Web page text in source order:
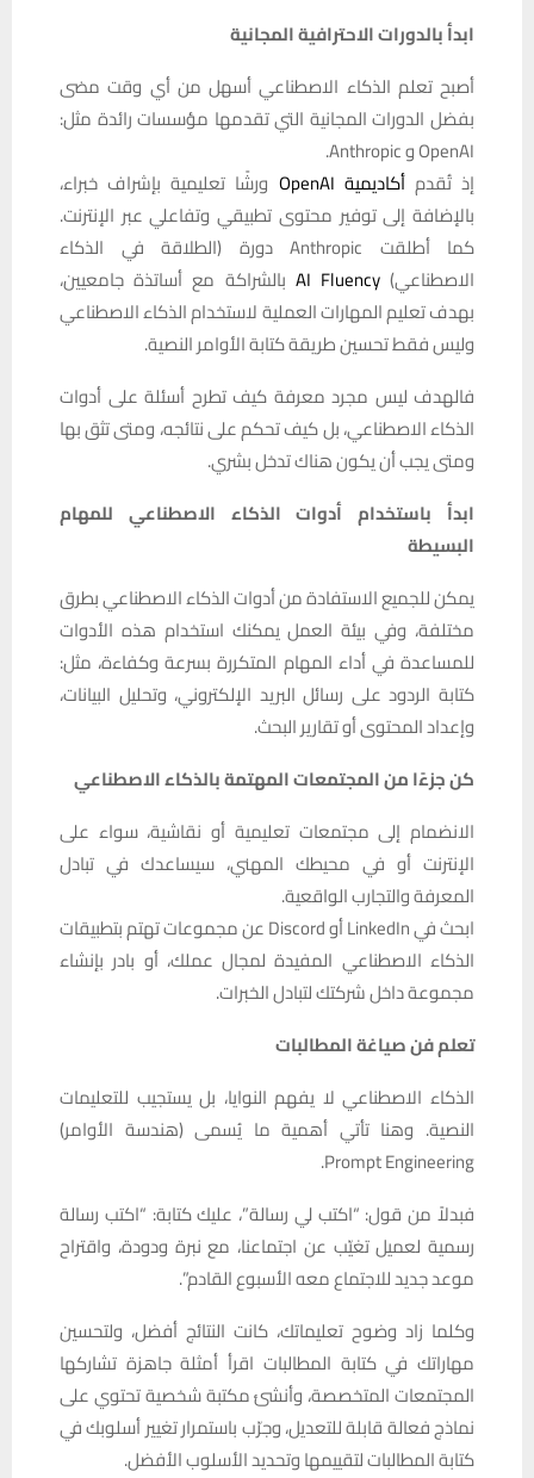
ابدأ بالدورات الاحترافية المجانية
أصبح تعلم الذكاء الاصطناعي أسهل من أي وقت مضى
بفضل الدورات المجانية التي تقدمها مؤسسات رائدة مثل:
OpenAI و Anthropic.
إذ تُقدم أكاديمية OpenAI
ورشًا تعليمية بإشراف خبراء،
بالإضافة إلى توفير محتوى تطبيقي وتفاعلي عبر الإنترنت.
كما أطلقت Anthropic دورة (الطلاقة في الذكاء
الاصطناعي)AI Fluency بالشراكة مع أساتذة جامعيين،
بهدف تعليم المهارات العملية لاستخدام الذكاء الاصطناعي
وليس فقط تحسين طريقة كتابة الأوامر النصية.
فالهدف ليس مجرد معرفة كيف تطرح أسئلة على أدوات
الذكاء الاصطناعي، بل كيف تحكم على نتائجه، ومتى تثق بها
ومتى يجب أن يكون هناك تدخل بشري.
ابدأ باستخدام أدوات الذكاء الاصطناعي للمهام
البسيطة
يمكن للجميع الاستفادة من أدوات الذكاء الاصطناعي بطرق
مختلفة، وفي بيئة العمل يمكنك استخدام هذه الأدوات
للمساعدة في أداء المهام المتكررة بسرعة وكفاءة، مثل:
كتابة الردود على رسائل البريد الإلكتروني، وتحليل البيانات،
وإعداد المحتوى أو تقارير البحث.
كن جزءًا من المجتمعات المهتمة بالذكاء الاصطناعي
الانضمام إلى مجتمعات تعليمية أو نقاشية، سواء على
الإنترنت أو في محيطك المهني، سيساعدك في تبادل
المعرفة والتجارب الواقعية.
ابحث في LinkedIn أو Discord عن مجموعات تهتم بتطبيقات
الذكاء الاصطناعي المفيدة لمجال عملك، أو بادر بإنشاء
مجموعة داخل شركتك لتبادل الخبرات.
تعلم فن صياغة المطالبات
الذكاء الاصطناعي لا يفهم النوايا، بل يستجيب للتعليمات
النصية. وهنا تأتي أهمية ما يُسمى (هندسة الأوامر)
Prompt Engineering.
فبدلاً من قول: “اكتب لي رسالة”، عليك كتابة: “اكتب رسالة
رسمية لعميل تغيّب عن اجتماعنا، مع نبرة ودودة، واقتراح
موعد جديد للاجتماع معه الأسبوع القادم”.
وكلما زاد وضوح تعليماتك، كانت النتائج أفضل، ولتحسين
مهاراتك في كتابة المطالبات اقرأ أمثلة جاهزة تشاركها
المجتمعات المتخصصة، وأنشئ مكتبة شخصية تحتوي على
نماذج فعالة قابلة للتعديل، وجرّب باستمرار تغيير أسلوبك في
كتابة المطالبات لتقييمها وتحديد الأسلوب الأفضل.